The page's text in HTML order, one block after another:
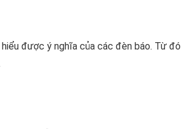
được ý nghĩa của các đèn báo. Từ đó